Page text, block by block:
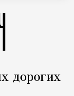
дорогих